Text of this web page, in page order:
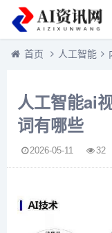
首页 人工智能
人工智能ai
词有哪些
2026-05-11 32